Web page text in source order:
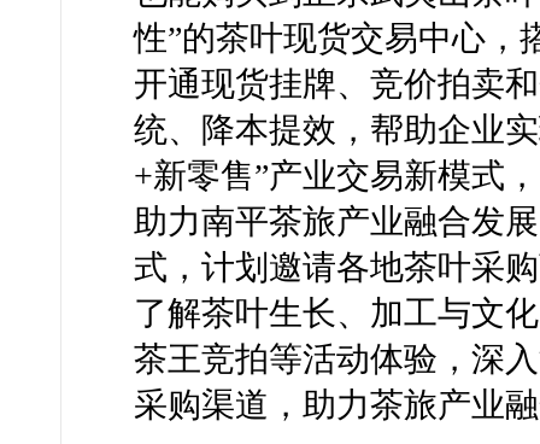
性”的茶叶现货交易中心，
开通现货挂牌、竞价拍卖
统、降本提效，帮助企业
+新零售”产业交易新模式
助力南平茶旅产业融合发
式，计划邀请各地茶叶采
了解茶叶生长、加工与文
茶王竞拍等活动体验，深
采购渠道，助力茶旅产业